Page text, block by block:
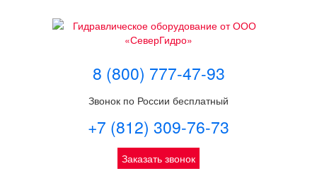
8 (800) 777-47-93
Звонок по России бесплатный
+7 (812) 309-76-73
Заказать звонок